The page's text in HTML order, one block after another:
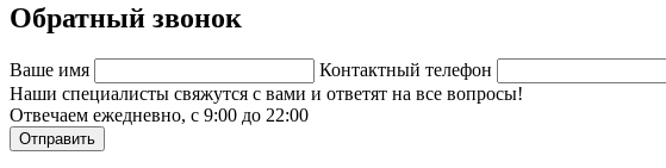
Обратный звонок
Ваше имя
Контактный телефон
Наши специалисты свяжутся с вами и ответят на все вопросы!
Отвечаем ежедневно, с 9:00 до 22:00
Отправить